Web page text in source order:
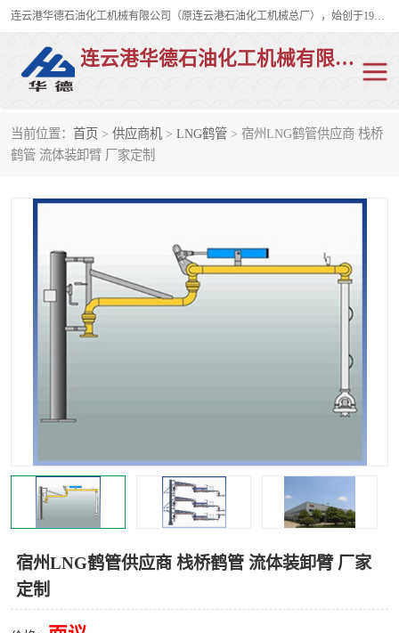
连云港华德石油化工机械有限公司（原连云港石油化工机械总厂），始创于1982年，是从事码头船用流体装卸臂、陆用流体装卸臂（鹤管）、活动梯、钢构平台、定量装车系统等全系列流体装卸设备的设计、制造、销售以及服务的专业供应商。
连云港华德石油化工机械有限公司
当前位置： 首页 > 供应商机 > LNG鹤管 > 宿州LNG鹤管供应商 栈桥
鹤管 流体装卸臂 厂家定制
宿州LNG鹤管供应商 栈桥鹤管 流体装卸臂 厂家
定制
陆用流体装卸臂
液氨鹤管 液氯鹤管
平台栈桥
装车鹤管
汽车鹤管
底部鹤管 低温鹤管
浮动出油装置 鹤管